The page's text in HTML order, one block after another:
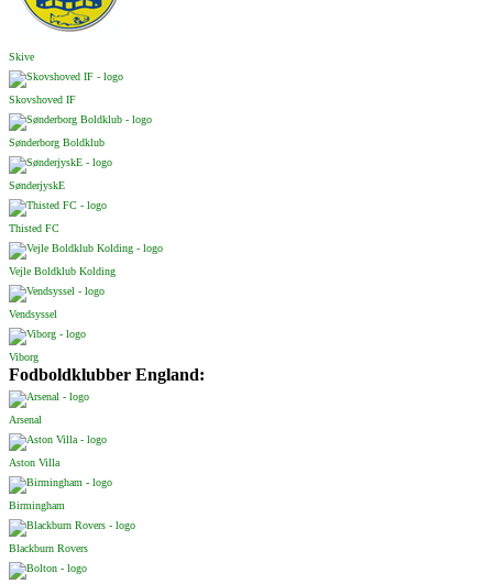
Skive
Skovshoved IF
Sønderborg Boldklub
SønderjyskE
Thisted FC
Vejle Boldklub Kolding
Vendsyssel
Viborg
Fodboldklubber England:
Arsenal
Aston Villa
Birmingham
Blackburn Rovers